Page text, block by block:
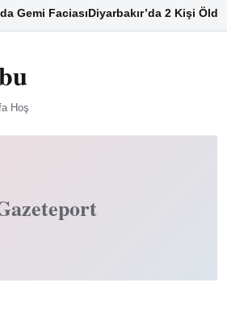
Gemi FaciasıDiyarbakır’da 2 Kişi Öldü
Hoş